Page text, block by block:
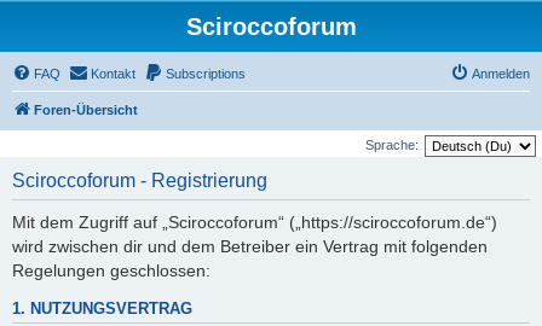
Sciroccoforum
FAQ Kontakt Subscriptions Anmelden
Foren-Übersicht
Sprache:
Sciroccoforum - Registrierung
Mit dem Zugriff auf „Sciroccoforum“ („https://sciroccoforum.de“)
wird zwischen dir und dem Betreiber ein Vertrag mit folgenden
Regelungen geschlossen:
1. NUTZUNGSVERTRAG